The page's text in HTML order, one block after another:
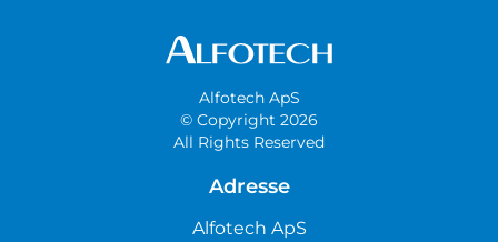
Alfotech ApS
© Copyright 2026
All Rights Reserved
Adresse
Alfotech ApS